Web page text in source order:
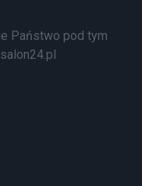
Państwo pod tym